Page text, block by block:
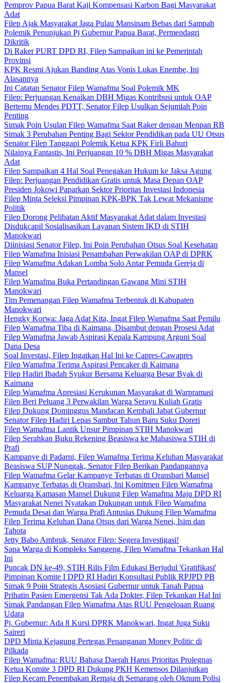
Pemprov Papua Barat Kaji Kompensasi Karbon Bagi Masyarakat
Adat
Filep Ajak Masyarakat Jaga Pulau Mansinam Bebas dari Sampah
Polemik Penunjukan Pj Gubernur Papua Barat, Permendagri
Dikritik
Di Raker PURT DPD RI, Filep Sampaikan ini ke Pemerintah
Provinsi
KPK Resmi Ajukan Banding Atas Vonis Lukas Enembe, Ini
Alasannya
Ini Catatan Senator Filep Wamafma Soal Polemik MK
Filep: Perjuangan Kenaikan DBH Migas Kontribusi untuk OAP
Bertemu Mendes PDTT, Senator Filep Usulkan Sejumlah Poin
Penting
Simak Poin Usulan Filep Wamafma Saat Raker dengan Menpan RB
Simak 3 Perubahan Penting Bagi Sektor Pendidikan pada UU Otsus
Senator Filep Tanggapi Polemik Ketua KPK Firli Bahuri
Nilainya Fantastis, Ini Perjuangan 10 % DBH Migas Masyarakat
Adat
Filep Sampaikan 4 Hal Soal Penegakan Hukum ke Jaksa Agung
Filep: Perjuangan Pendidikan Gratis untuk Masa Depan OAP
Presiden Jokowi Paparkan Sektor Prioritas Investasi Indonesia
Filep Minta Seleksi Pimpinan KPK-BPK Tak Lewat Mekanisme
Politik
Filep Dorong Pelibatan Aktif Masyarakat Adat dalam Investasi
Disdukcapil Sosialisasikan Layanan Sistem IKD di STIH
Manokwari
Diinisiasi Senator Filep, Ini Poin Perubahan Otsus Soal Kesehatan
Filep Wamafma Inisiasi Penambahan Perwakilan OAP di DPRK
Filep Wamafma Adakan Lomba Solo Antar Pemuda Gereja di
Mansel
Filep Wamafma Buka Pertandingan Gawang Mini STIH
Manokwari
Tim Pemenangan Filep Wamafma Terbentuk di Kabupaten
Manokwari
Hengky Korwa: Jaga Adat Kita, Ingat Filep Wamafma Saat Pemilu
Filep Wamafma Tiba di Kaimana, Disambut dengan Prosesi Adat
Filep Wamafma Jawab Aspirasi Kepala Kampung Arguni Soal
Dana Desa
Soal Investasi, Filep Ingatkan Hal Ini ke Capres-Cawapres
Filep Wamafma Terima Aspirasi Pencaker di Kaimana
Filep Hadiri Ibadah Syukur Bersama Keluarga Besar Byak di
Kaimana
Filep Wamafma Apresiasi Kerukunan Masyarakat di Warpramasi
Filep Beri Peluang 3 Perwakilan Warga Serayu Kuliah Gratis
Filep Dukung Dominggus Mandacan Kembali Jabat Gubernur
Senator Filep Hadiri Lepas Sambut Tahun Baru Suku Doreri
Filep Wamafma Lantik Unsur Pimpinan STIH Manokwari
Filep Serahkan Buku Rekening Beasiswa ke Mahasiswa STIH di
Prafi
Kampanye di Padarni, Filep Wamafma Terima Keluhan Masyarakat
Beasiswa SUP Nunggak, Senator Filep Berikan Pandangannya
Filep Wamafma Gelar Kampanye Terbatas di Oransbari Mansel
Kampanye Terbatas di Oransbari, Ini Komitmen Filep Wamafma
Keluarga Kamasan Mansel Dukung Filep Wamafma Maju DPD RI
Masyarakat Nenei Nyatakan Dukungan untuk Filep Wamafma
Pemuda Desai dan Warga Prafi Antusias Dukung Filep Wamafma
Filep Terima Keluhan Dana Otsus dari Warga Nenei, Isim dan
Tahota
Jetty Babo Ambruk, Senator Filep: Segera Investigasi!
Sapa Warga di Kompleks Sanggeng, Filep Wamafma Tekankan Hal
Ini
Puncak DN ke-49, STIH Rilis Film Edukasi Berjudul 'Gratifikasi'
Pimpinan Komite I DPD RI Hadiri Konsultasi Publik RPJPD PB
Simak 9 Poin Strategis Asosiasi Gubernur untuk Tanah Papua
Prihatin Pasien Emergensi Tak Ada Dokter, Filep Tekankan Hal Ini
Simak Pandangan Filep Wamafma Atas RUU Pengeloaan Ruang
Udara
Pj. Gubernur: Ada 8 Kursi DPRK Manokwari, Ingat Juga Suku
Saireri
DPD Minta Kejagung Pertegas Penanganan Money Politic di
Pilkada
Filep Wamafma: RUU Bahasa Daerah Harus Prioritas Prolegnas
Ketua Komite 3 DPD RI Dukung PKH Kemensos Dilanjutkan
Filep Kecam Penembakan Remaja di Semarang oleh Oknum Polisi